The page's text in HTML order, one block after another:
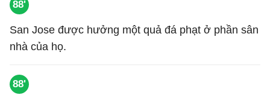
88'
San Jose được hưởng một quả đá phạt ở phần sân
nhà của họ.
88'